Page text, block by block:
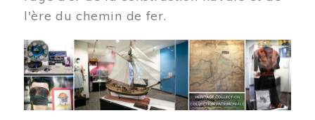
l'ère du chemin de fer.